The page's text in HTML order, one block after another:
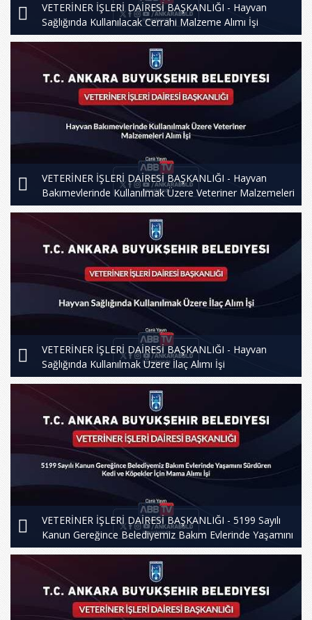
VETERİNER İŞLERİ DAİRESİ BAŞKANLIĞI - Hayvan
Sağlığında Kullanılacak Cerrahi Malzeme Alımı İşi
VETERİNER İŞLERİ DAİRESİ BAŞKANLIĞI - Hayvan
Bakımevlerinde Kullanılmak Üzere Veteriner Malzemeleri
Alım İşi
VETERİNER İŞLERİ DAİRESİ BAŞKANLIĞI - Hayvan
Sağlığında Kullanılmak Üzere İlaç Alımı İşi
VETERİNER İŞLERİ DAİRESİ BAŞKANLIĞI - 5199 Sayılı
Kanun Gereğince Belediyemiz Bakım Evlerinde Yaşamını
Sürdüren Kedi ve Köpekler İçin Mama Alımı İşi